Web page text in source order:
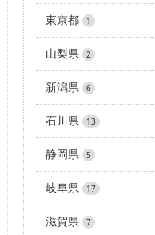
東京都 1
山梨県 2
新潟県 6
石川県 13
静岡県 5
岐阜県 17
滋賀県 7